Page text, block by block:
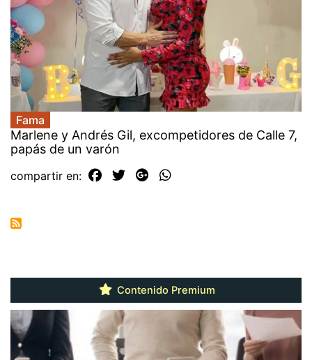
Fama
Marlene y Andrés Gil, excompetidores de Calle 7,
papás de un varón
compartir en:
Contenido Premium